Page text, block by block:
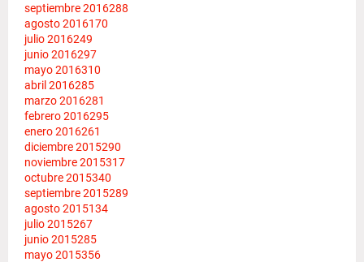
septiembre 2016288
agosto 2016170
julio 2016249
junio 2016297
mayo 2016310
abril 2016285
marzo 2016281
febrero 2016295
enero 2016261
diciembre 2015290
noviembre 2015317
octubre 2015340
septiembre 2015289
agosto 2015134
julio 2015267
junio 2015285
mayo 2015356